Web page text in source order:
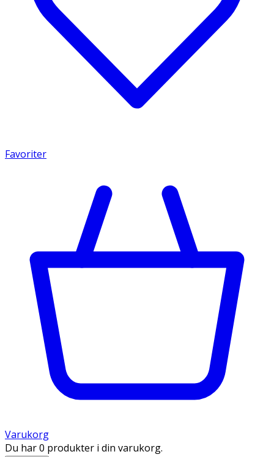
Favoriter
Varukorg
Du har 0 produkter i din varukorg.